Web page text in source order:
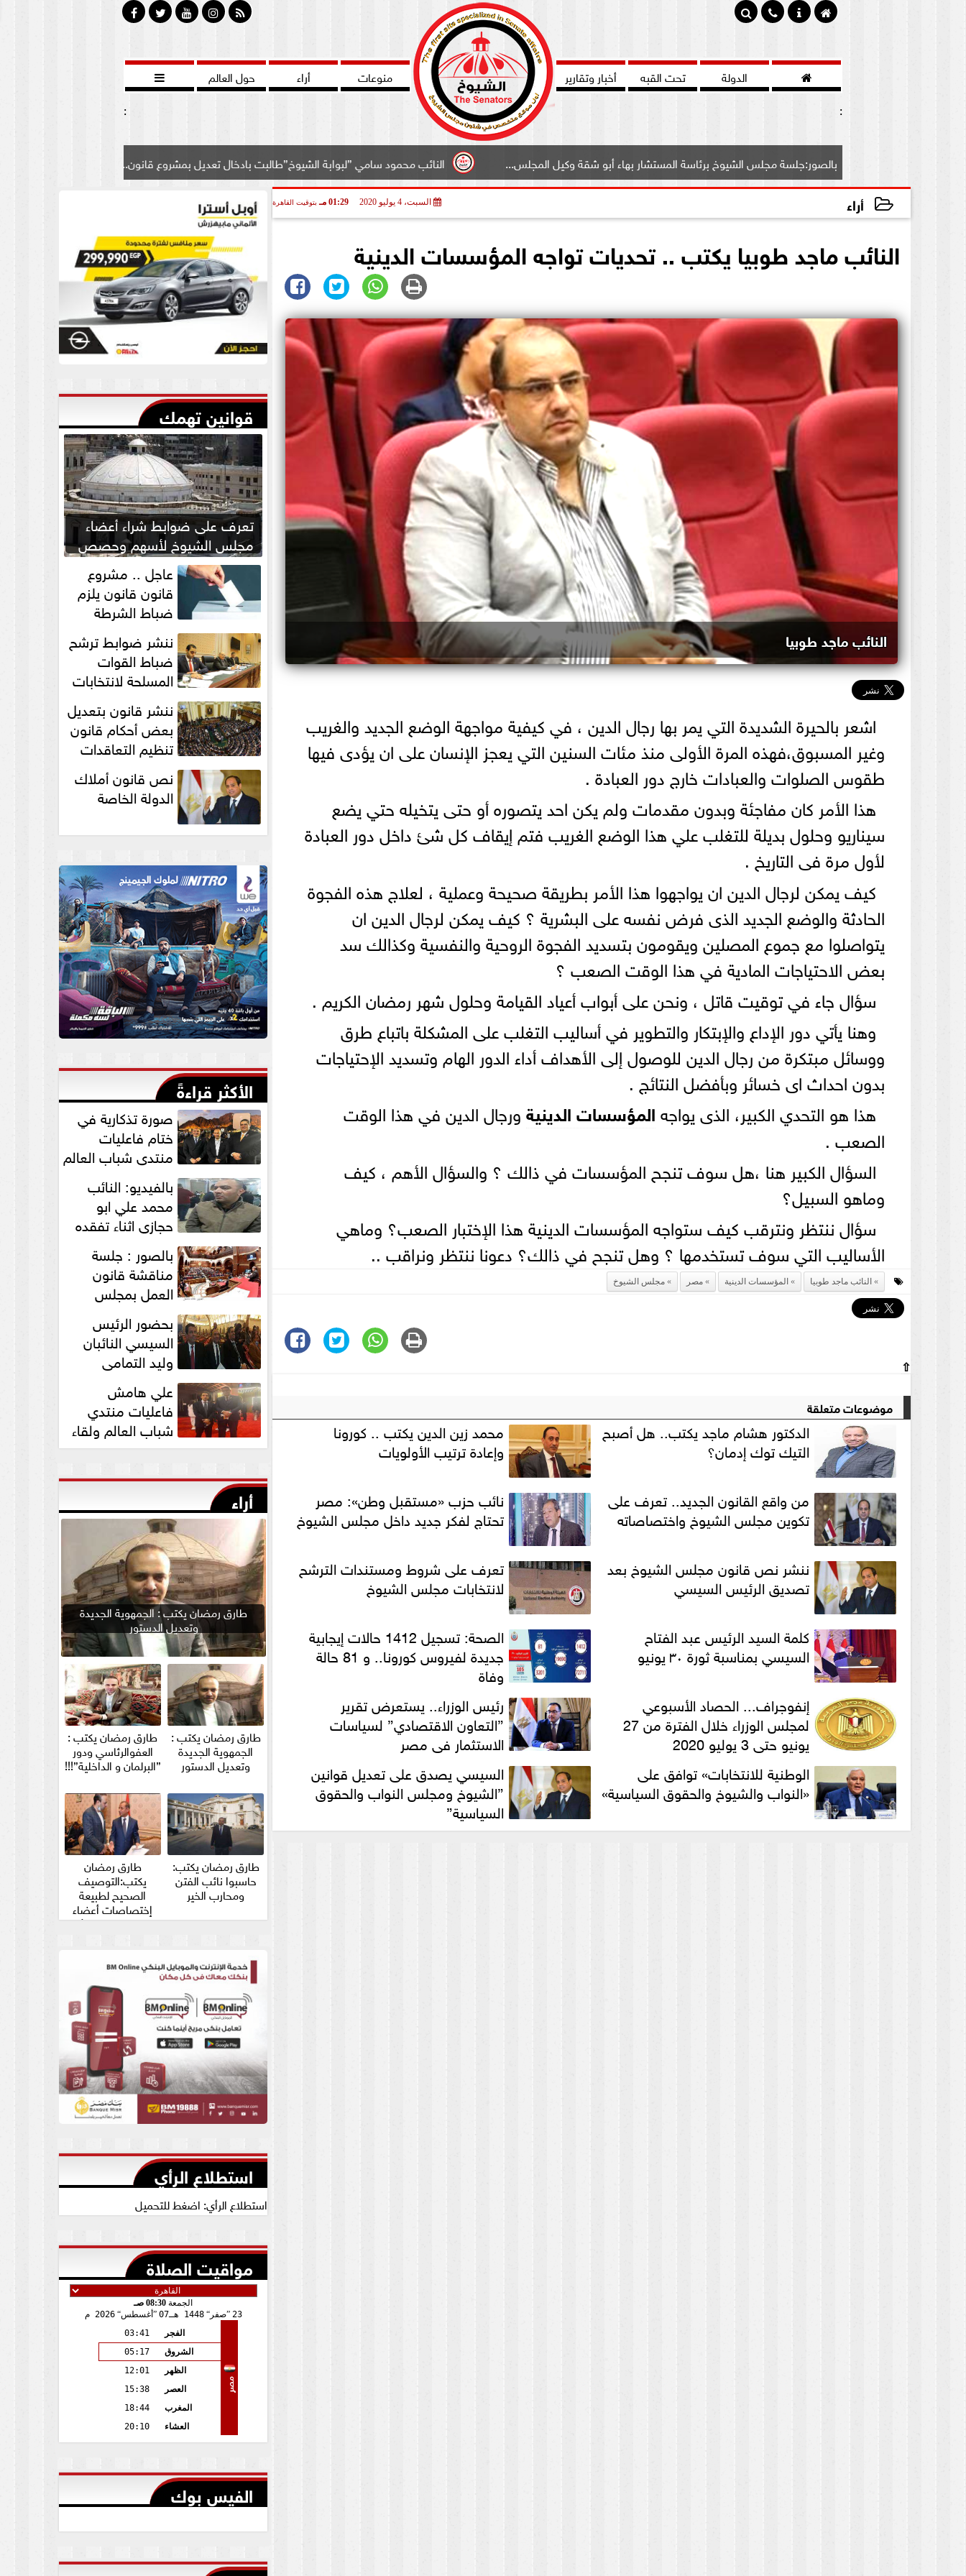
 الدولة تحت القبه أخبار وتقارير منوعات أراء حول العالم

:
:
تنشر ”بوابة الشيوخ” طلب النائب محمود سامي ”لبوابة الشيوخ”طالبت بادخال تعديل بمشروع قانون... بالصور:جلسة مجلس الشيوخ برئاسة المستشار بهاء أبو شقة وكيل المجلس...
أراء السبت، 4 يوليو 2020 01:29 مـ بتوقيت القاهرة
النائب ماجد طوبيا يكتب .. تحديات تواجه المؤسسات الدينية
النائب ماجد طوبيا
اشعر بالحيرة الشديدة التي يمر بها رجال الدين ، في كيفية مواجهة الوضع الجديد والغريب
وغير المسبوق،فهذه المرة الأولى منذ مئات السنين التي يعجز الإنسان على ان يؤدى فيها
طقوس الصلوات والعبادات خارج دور العبادة .
هذا الأمر كان مفاجئة وبدون مقدمات ولم يكن احد يتصوره أو حتى يتخيله حتي يضع
سيناريو وحلول بديلة للتغلب علي هذا الوضع الغريب فتم إيقاف كل شئ داخل دور العبادة
لأول مرة فى التاريخ .
كيف يمكن لرجال الدين ان يواجهوا هذا الأمر بطريقة صحيحة وعملية ، لعلاج هذه الفجوة
الحادثة والوضع الجديد الذى فرض نفسه على البشرية ؟ كيف يمكن لرجال الدين ان
يتواصلوا مع جموع المصلين ويقومون بتسديد الفجوة الروحية والنفسية وكذالك سد
بعض الاحتياجات المادية في هذا الوقت الصعب ؟
سؤال جاء في توقيت قاتل ، ونحن على أبواب أعياد القيامة وحلول شهر رمضان الكريم .
وهنا يأتي دور الإداع والإبتكار والتطوير في أساليب التغلب على المشكلة باتباع طرق
ووسائل مبتكرة من رجال الدين للوصول إلى الأهداف أداء الدور الهام وتسديد الإحتياجات
بدون احداث اى خسائر وبأفضل النتائج .
هذا هو التحدي الكبير، الذى يواجهالمؤسسات الدينيةورجال الدين في هذا الوقت
الصعب .
السؤال الكبير هنا ،هل سوف تنجح المؤسسات في ذالك ؟ والسؤال الأهم ، كيف
وماهو السبيل؟
سؤال ننتظر ونترقب كيف ستواجه المؤسسات الدينية هذا الإختبار الصعب؟ وماهي
الأساليب التي سوف تستخدمها ؟ وهل تنجح في ذالك؟ دعونا ننتظر ونراقب ..
النائب ماجد طوبيا المؤسسات الدينية مصر مجلس الشيوخ
⇧
موضوعات متعلقة
الدكتور هشام ماجد يكتب.. هل أصبح
التيك توك إدمان؟
محمد زين الدين يكتب .. كورونا
وإعادة ترتيب الأولويات
من واقع القانون الجديد.. تعرف على
تكوين مجلس الشيوخ واختصاصاته
نائب حزب «مستقبل وطن»: مصر
تحتاج لفكر جديد داخل مجلس الشيوخ
ننشر نص قانون مجلس الشيوخ بعد
تصديق الرئيس السيسي
تعرف على شروط ومستندات الترشح
لانتخابات مجلس الشيوخ
كلمة السيد الرئيس عبد الفتاح
السيسي بمناسبة ثورة ٣٠ يونيو
الصحة: تسجيل 1412 حالات إيجابية
جديدة لفيروس كورونا.. و 81 حالة
وفاة
إنفوجراف... الحصاد الأسبوعي
لمجلس الوزراء خلال الفترة من 27
يونيو حتى 3 يوليو 2020
رئيس الوزراء.. يستعرض تقرير
”التعاون الاقتصادي” لسياسات
الاستثمار في مصر
الوطنية للانتخابات» توافق على
«النواب والشيوخ والحقوق السياسية»
السيسي يصدق على تعديل قوانين
”الشيوخ ومجلس النواب والحقوق
السياسية”
قوانين تهمك
تعرف على ضوابط شراء أعضاء
مجلس الشيوخ لأسهم وحصص
بالشركات عاجل .. مشروع
قانون قانون يلزم
ضباط الشرطة
بالاستئذان لخوض
انتخابات... ننشر ضوابط ترشح
ضباط القوات
المسلحة لانتخابات
الرئاسة والمجالس
النيابية والمحلية‎ ننشر قانون بتعديل
بعض أحكام قانون
تنظيم التعاقدات
نص قانون أملاك
الدولة الخاصة
الأكثر قراءةً
صورة تذكارية في
ختام فاعليات
منتدي شباب العالم
”التمامي... بالفيديو: النائب
محمد علي ابو
حجازي اثناء تفقده
للكشف علي... بالصور : جلسة
مناقشة قانون
العمل بمجلس
المستشار عبد الوهاب...
بحضور الرئيس
السيسي النائبان
وليد التمامي
يشاركان في قداس عيد...
علي هامش
فاعليات منتدي
شباب العالم ولقاء
النائب وليد التمامي
أراء
طارق رمضان يكتب : الجمهوية الجديدة
وتعديل الدستور
طارق رمضان يكتب :
الجمهوية الجديدة
وتعديل الدستور
طارق رمضان يكتب :
العفوالرئاسي ودور
”البرلمان و الداخلية”!!!
طارق رمضان يكتب:
حاسبوا نائب الفتن
ومحارب الخير
طارق رمضان
يكتب:التوصيف
الصحيح لطبيعة
إختصاصات أعضاء
مجلس الشيوخ والأمين
استطلاع الرأي
استطلاع الرأي: اضغط للتحميل
مواقيت الصلاة
الجمعة 08:30 صـ
23
صفر 1448 هـ 07 أغسطس 2026 م
مصر
الفجر
03:41
الشروق
05:17
الظهر
12:01
العصر
15:38
المغرب
18:44
العشاء
20:10
الفيس بوك